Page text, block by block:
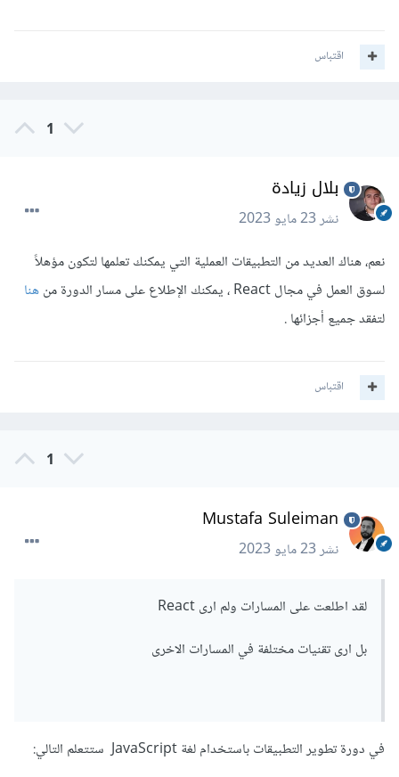
اقتباس
1
بلال زيادة
نشر23 مايو 2023
نعم، هناك العديد من التطبيقات العملية التي يمكنك تعلمها لتكون مؤهلاً
لسوق العمل في مجال React ، يمكنك الإطلاع على مسار الدورة من
هنا
لتفقد جميع أجزائها .
اقتباس
1
Mustafa Suleiman
نشر23 مايو 2023
لقد اطلعت على المسارات ولم ارى React
بل ارى تقنيات مختلفة في المسارات الاخرى
في دورة تطوير التطبيقات باستخدام لغة JavaScript ستتعلم التالي: